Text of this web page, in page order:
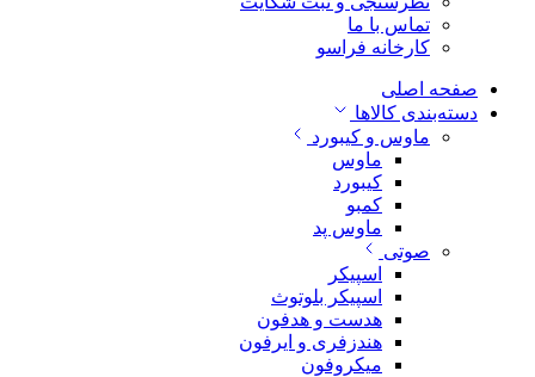
تماس با ما
کارخانه فراسو
صفحه اصلی
دسته‌بندی کالاها
ماوس و کیبورد
ماوس
کیبورد
کمبو
ماوس پد
صوتی
اسپیکر
اسپیکر بلوتوث
هدست و هدفون
هندزفری و ایرفون
میکروفون